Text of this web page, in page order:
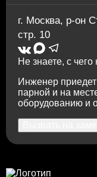
1.650
Полок
г. Москва, р-он
стр. 10
Не знаете, с чего
Инженер
парной и на
оборудованию и